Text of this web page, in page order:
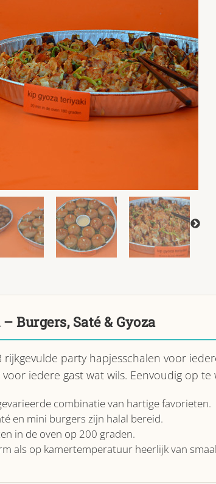
Burgers, Saté & Gyoza
party hapjesschalen voor
iedere gast wat wils. Eenvoudig op
combinatie van hartige favorieten.
en mini burgers zijn halal bereid.
in de oven op 200 graden.
als op kamertemperatuur heerlijk van